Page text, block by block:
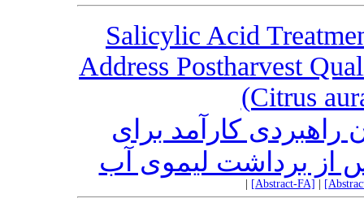
Salicylic Acid
Address Postharvest
(Citrus
راهبردی کارآمد برای
از برداشت لیموی آب
[Abstract-FA]